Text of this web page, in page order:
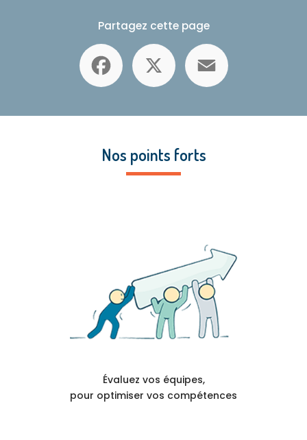
Partagez cette page
Facebook
Nos points forts
Évaluez vos équipes,
pour optimiser vos compétences